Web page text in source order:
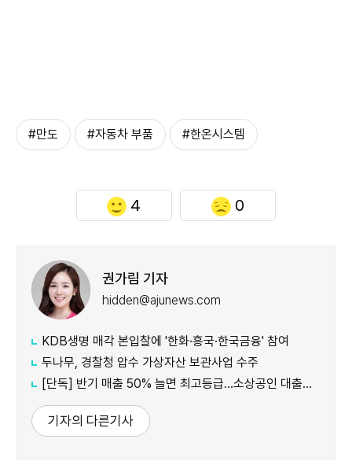
#만도 #자동차 부품 #한온시스템
4 0
권가림 기자
hidden@ajunews.com
KDB생명 매각 본입찰에 '한화·흥국·한국금융' 참여
두나무, 경찰청 압수 가상자산 보관사업 수주
[단독] 반기 매출 50% 늘면 최고등급…소상공인 대출에 성장성 반영
기자의 다른기사